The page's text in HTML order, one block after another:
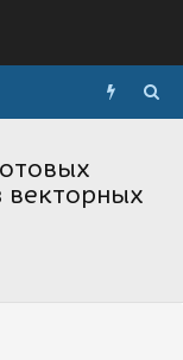
векторных